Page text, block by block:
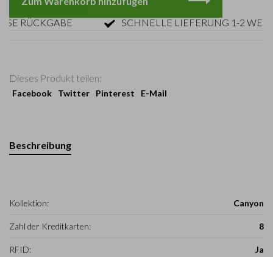
SCHNELLE LIEFERUNG 1-2
Dieses Produkt teilen:
Facebook Twitter Pinterest E-Mail
Beschreibung
Kollektion: Canyon
Zahl der Kreditkarten: 8
RFID: Ja